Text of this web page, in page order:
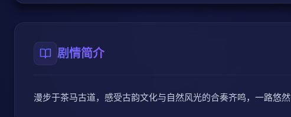
剧情简介
漫步于茶马古道，感受古韵文化与自然风光的合奏齐鸣，一路悠